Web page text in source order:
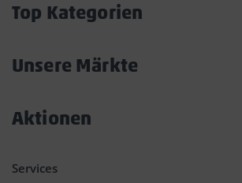
Top Kategorien
Unsere Märkte
Aktionen
Services